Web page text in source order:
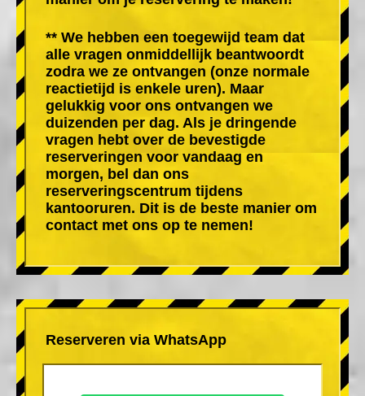
** We hebben een toegewijd team dat
alle vragen onmiddellijk beantwoordt
zodra we ze ontvangen (onze normale
reactietijd is enkele uren). Maar
gelukkig voor ons ontvangen we
duizenden per dag. Als je dringende
vragen hebt over de bevestigde
reserveringen voor vandaag en
morgen, bel dan ons
reserveringscentrum tijdens
kantooruren. Dit is de beste manier om
contact met ons op te nemen!
Reserveren via WhatsApp